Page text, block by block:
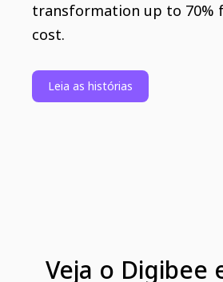
transformation up to 70%
cost.
Leia as histórias
Veja o Digibee